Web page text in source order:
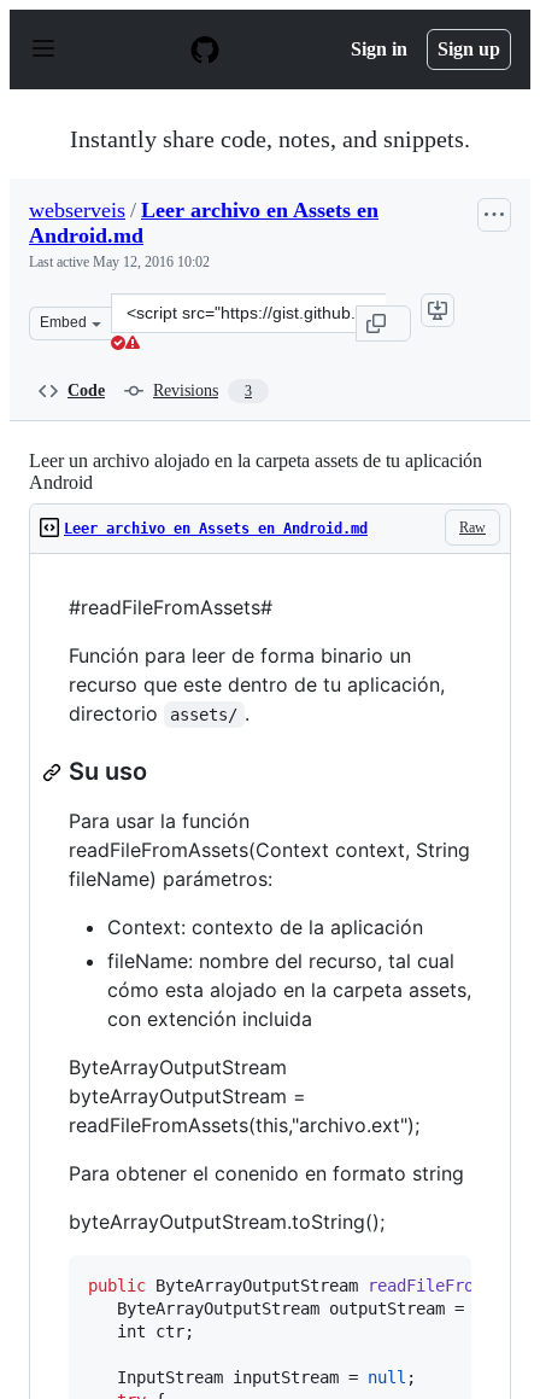
p
Sign in Sign up
Instantly share code, notes, and snippets.
webserveis / Leer archivo en Assets en
Android.md
Last active May 12, 2016 10:02
Embed
Clone
this
Code Revisions 3
Leer un archivo alojado en la carpeta assets de tu aplicación
Android
Raw
Leer archivo en Assets en Android.md
#readFileFromAssets#
Función para leer de forma binario un
recurso que este dentro de tu aplicación,
directorio
assets/ .
Su uso
Para usar la función
readFileFromAssets(Context context, String
fileName) parámetros:
Context: contexto de la aplicación
fileName: nombre del recurso, tal cual
cómo esta alojado en la carpeta assets,
con extención incluida
ByteArrayOutputStream
byteArrayOutputStream =
readFileFromAssets(this,"archivo.ext");
Para obtener el conenido en formato string
byteArrayOutputStream.toString();
public ByteArrayOutputStream
readFileFromAssets
ByteArrayOutputStream outputStream =
int
ctr;
InputStream inputStream = null ;